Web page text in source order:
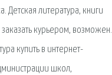
литература, книги
курьером, возможен.
купить в интернет-
школ,